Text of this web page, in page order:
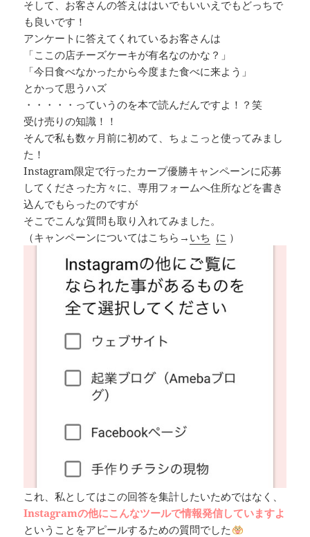
そして、お客さんの答えははいでもいいえでもどっちで
も良いです！
アンケートに答えてくれているお客さんは
「ここの店チーズケーキが有名なのかな？」
「今日食べなかったから今度また食べに来よう」
とかって思うハズ
・・・・・っていうのを本で読んだんですよ！？笑
受け売りの知識！！
そんで私も数ヶ月前に初めて、ちょこっと使ってみまし
た！
Instagram限定で行ったカープ優勝キャンペーンに応募
してくださった方々に、専用フォームへ住所などを書き
込んでもらったのですが
そこでこんな質問も取り入れてみました。
（キャンペーンについてはこちら→ いち に ）
これ、私としてはこの回答を集計したいためではなく、
Instagramの他にこんなツールで情報発信していますよ
ということをアピールするための質問でした